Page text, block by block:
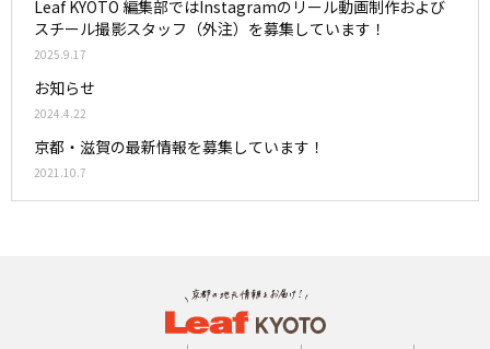
Leaf KYOTO 編集部ではInstagramのリール動画制作および
スチール撮影スタッフ（外注）を募集しています！
2025.9.17
お知らせ
2024.4.22
京都・滋賀の最新情報を募集しています！
2021.10.7